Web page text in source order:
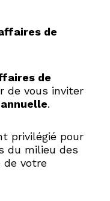
de
de
de vous inviter
.
privilégié pour
du milieu des
de votre